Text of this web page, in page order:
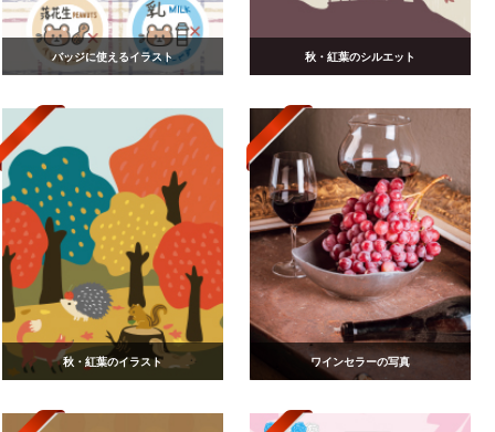
バッジに使えるイラスト 秋・紅葉のシルエット
秋・紅葉のイラスト ワインセラーの写真